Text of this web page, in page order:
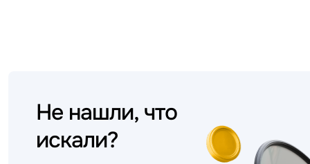
Не нашли, что
искали?